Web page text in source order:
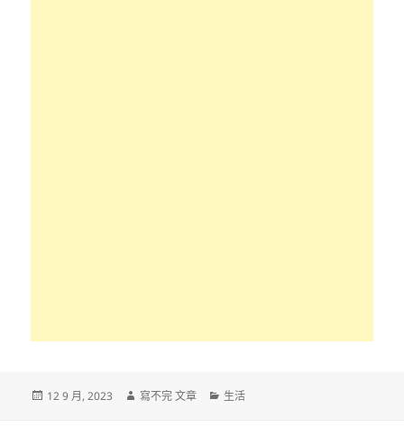
發
12 9 月, 2023
作
寫不完 文章
分
生活